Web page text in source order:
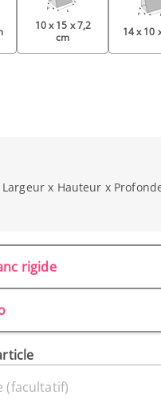
10 x 15 x 7,2
cm
14 x 10
x Hauteur x
rigide
(facultatif)